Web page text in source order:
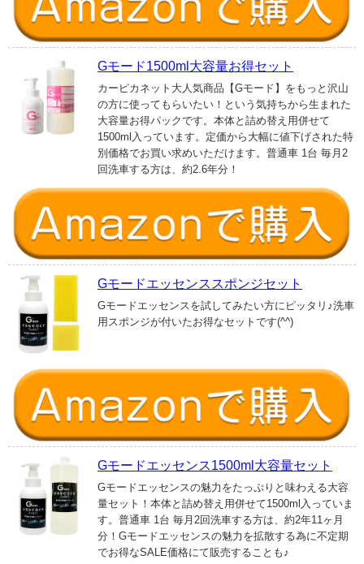
Gモード1500ml大容量お得セット
カーピカネット大人気商品【Gモード】をもっと沢山
の方に使ってもらいたい！という気持ちから生まれた
大容量お得パックです。本体と詰め替え用併せて
1500ml入っています。定価から大幅に値下げされた特
別価格でお買い求めいただけます。普通車 1台 毎月2
回洗車する方は、約2.6年分！
Gモードエッセンススポンジセット
Gモードエッセンスを試してみたい方にピッタリ♪洗車
用スポンジが付いたお得なセットです(^^)
Gモードエッセンス1500ml大容量セット
Gモードエッセンスの魅力をたっぷりと味わえる大容
量セット！本体と詰め替え用併せて1500ml入っていま
す。普通車 1台 毎月2回洗車する方は、約2年11ヶ月
分！Gモードエッセンスの魅力を拡散する為に不定期
でお得なSALE価格にて販売することも♪